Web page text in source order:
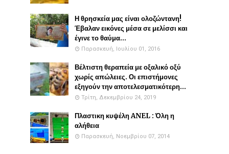
Η θρησκεία μας είναι ολοζώντανη!
Έβαλαν εικόνες μέσα σε μελίσσι και
έγινε το θαύμα...
Παρασκευή, Ιουλίου 01, 2016
Βέλτιστη θεραπεία με οξαλικό οξύ
χωρίς απώλειες. Οι επιστήμονες
εξηγούν την αποτελεσματικότερη...
Τρίτη, Δεκεμβρίου 24, 2019
Πλαστικη κυψέλη ANEL : Όλη η
αλήθεια
Παρασκευή, Νοεμβρίου 07, 2014